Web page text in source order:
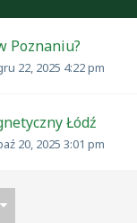
Poznaniu?
22, 2025 4:22 pm
Łódź
20, 2025 3:01 pm